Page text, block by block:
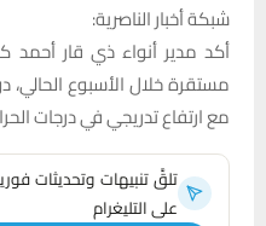
شبكة أخبار الناصرية:
أكد مدير أنواء ذي قار
مستقرة خلال الأسبوع
مع ارتفاع تدريجي في درجات
تلقَّ تنبيهات وتحديثات
على التليغرام